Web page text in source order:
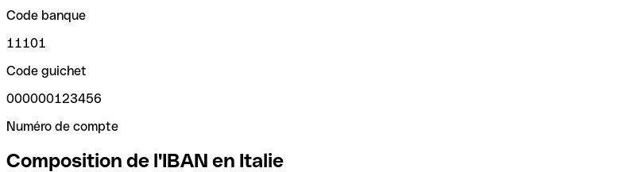
Code banque
11101
Code guichet
000000123456
Numéro de compte
Composition de l'IBAN en Italie